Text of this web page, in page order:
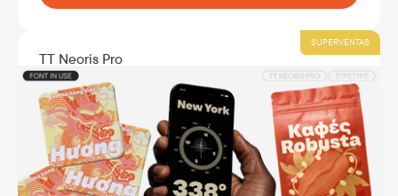
SUPERVENTAS
TT Neoris Pro